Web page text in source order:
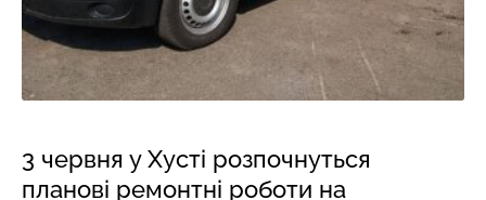
3 червня у Хусті розпочнуться
планові ремонтні роботи на